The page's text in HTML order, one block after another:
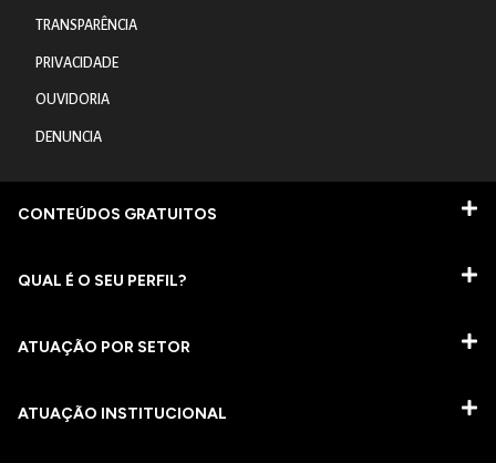
TRANSPARÊNCIA
PRIVACIDADE
OUVIDORIA
DENUNCIA
CONTEÚDOS GRATUITOS
QUAL É O SEU PERFIL?
ATUAÇÃO POR SETOR
ATUAÇÃO INSTITUCIONAL